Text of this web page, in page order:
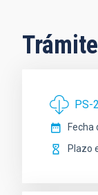
PS-
Fecha
Plazo